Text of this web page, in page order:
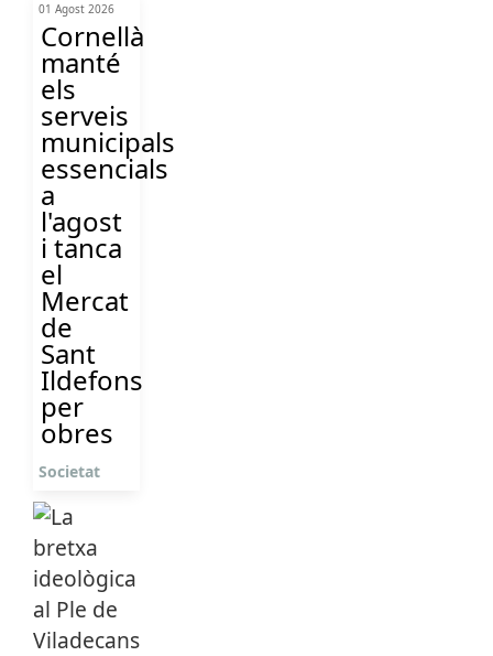
01 Agost 2026
Cornellà
manté
els
serveis
municipals
essencials
a
l'agost
i tanca
el
Mercat
de
Sant
Ildefons
per
obres
Societat